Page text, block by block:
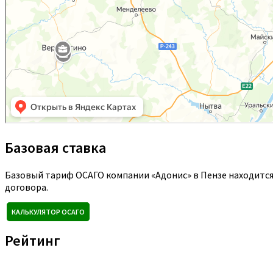
Базовая ставка
Базовый тариф ОСАГО компании «Адонис» в Пензе
договора.
КАЛЬКУЛЯТОР ОСАГО
Рейтинг